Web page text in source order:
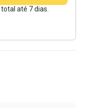
até 7 dias.